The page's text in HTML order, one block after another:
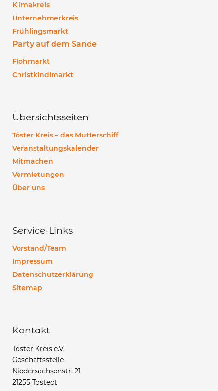
Klimakreis
Unternehmerkreis
Frühlingsmarkt
Party auf dem Sande
Flohmarkt
Christkindlmarkt
Übersichtsseiten
Töster Kreis – das Mutterschiff
Veranstaltungskalender
Mitmachen
Vermietungen
Über uns
Service-Links
Vorstand/Team
Impressum
Datenschutzerklärung
Sitemap
Kontakt
Töster Kreis e.V.
Geschäftsstelle
Niedersachsenstr. 21
21255 Tostedt